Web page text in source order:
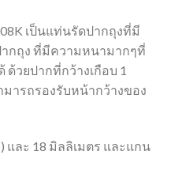
เป็นแท่นรัดปากถุงที่มี
กถุง ที่มีความหนามากๆที่
วยปากที่กว้างเกือบ 1
ารถรองรับหน้ากว้างของ
และ 18 มิลลิเมตร และแกน